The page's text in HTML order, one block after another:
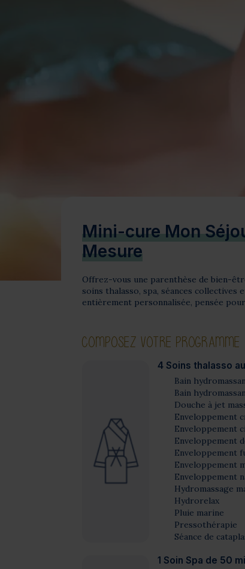
Mini-cure Mon
Mesure
Offrez-vous une parenthèse de bien-
soins thalasso, spa, séances
entièrement personnalisée, pensée
COMPOSEZ VOTRE PROGRAMME
4 Soins thalasso
Bain
Bain
Douche à jet
Enveloppement
Enveloppement
Enveloppement
Enveloppement
Enveloppement
Enveloppement
Hydromassage
Hydrorelax
Pluie marine
Pressothérapie
Séance de
1 Soin Spa de 50